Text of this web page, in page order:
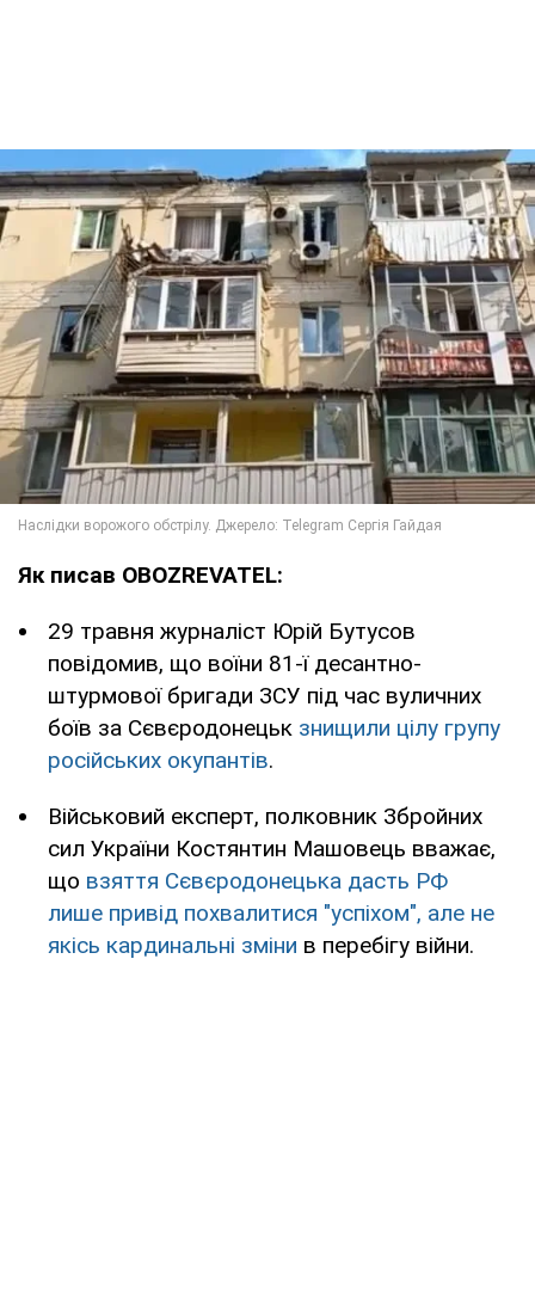
Як писав OBOZREVATEL:
29 травня журналіст Юрій Бутусов
повідомив, що воїни 81-ї десантно-
штурмової бригади ЗСУ під час вуличних
боїв за Сєвєродонецьк знищили цілу групу
російських окупантів.
Військовий експерт, полковник Збройних
сил України Костянтин Машовець вважає,
що взяття Сєвєродонецька дасть РФ
лише привід похвалитися "успіхом", але не
якісь кардинальні зміни в перебігу війни.